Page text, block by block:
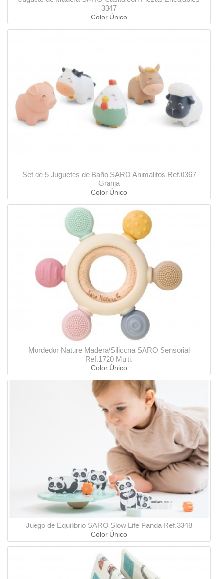
3347
Color Único
Set de 5 Juguetes de Baño SARO Animalitos Ref.0367
Granja
Color Único
Mordedor Nature Madera/Silicona SARO Sensorial
Ref.1720 Multi.
Color Único
Juego de Equilibrio SARO Slow Life Panda Ref.3348
Color Único